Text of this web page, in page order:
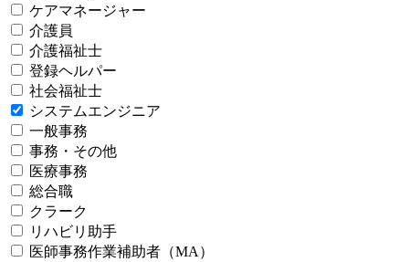
ケアマネージャー
介護員​
介護福祉士​
登録ヘルパー​
社会福祉士
システムエンジニア​
一般事務​
事務・その他
医療事務​
総合職​
クラーク
リハビリ助手
医師事務作業補助者（MA）